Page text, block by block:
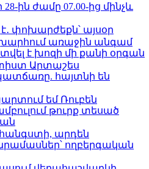
28-ին ժամը 07.00-ից մինչև
փոխարժեքն՝ այսօր
առաջին անգամ
է խոզի մի քանի օրգան
Արտաշես
հայտնի են
եմ Ռուբեն
թուրք տեսած
հանգստի, արդեն
ողբերգական